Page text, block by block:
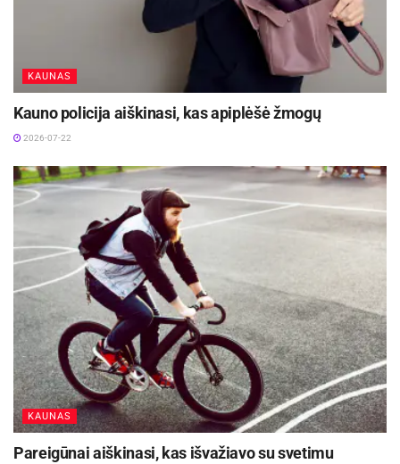
gyventojams, kurie su pareigūnais pasidalino
svarbia informacija apie įtartiną asmenį, jo
išvaizdą, važiavimo kryptį ir kitas reikšmingas
detales.
KAUNAS
Kauno policija aiškinasi, kas apiplėšė žmogų
2026-07-22
KAUNAS
Pareigūnai aiškinasi, kas išvažiavo su svetimu